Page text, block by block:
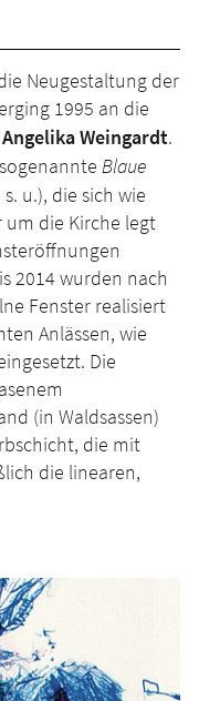
Neugestaltung der
1995 an die
Weingardt.
Blaue
s. u.), die sich wie
um die Kirche legt
2014 wurden nach
Fenster realisiert
Anlässen, wie
Die
(in Waldsassen)
die mit
die linearen,